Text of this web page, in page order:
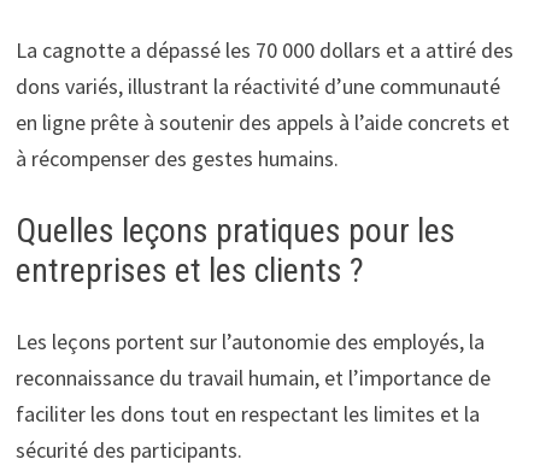
La cagnotte a dépassé les 70 000 dollars et a attiré des
dons variés, illustrant la réactivité d’une communauté
en ligne prête à soutenir des appels à l’aide concrets et
à récompenser des gestes humains.
Quelles leçons pratiques pour les
entreprises et les clients ?
Les leçons portent sur l’autonomie des employés, la
reconnaissance du travail humain, et l’importance de
faciliter les dons tout en respectant les limites et la
sécurité des participants.